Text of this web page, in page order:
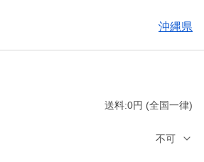
沖縄県
送料:0円 (全国一律)
不可